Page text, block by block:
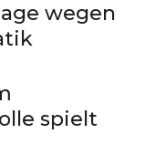
wegen
spielt